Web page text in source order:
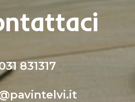
831317